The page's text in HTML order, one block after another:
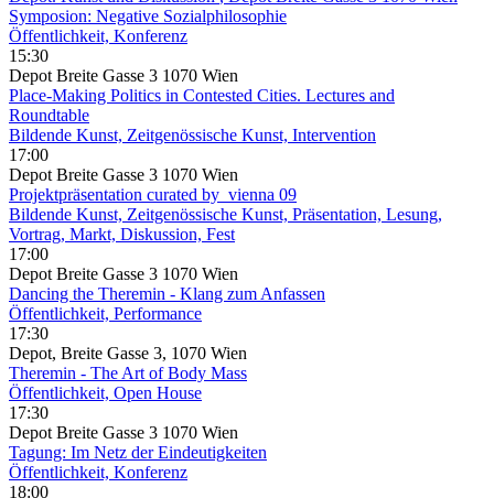
Symposion: Negative Sozialphilosophie
Öffentlichkeit, Konferenz
15:30
Depot Breite Gasse 3 1070 Wien
Place-Making Politics in Contested Cities. Lectures and
Roundtable
Bildende Kunst, Zeitgenössische Kunst, Intervention
17:00
Depot Breite Gasse 3 1070 Wien
Projektpräsentation curated by_vienna 09
Bildende Kunst, Zeitgenössische Kunst, Präsentation, Lesung,
Vortrag, Markt, Diskussion, Fest
17:00
Depot Breite Gasse 3 1070 Wien
Dancing the Theremin - Klang zum Anfassen
Öffentlichkeit, Performance
17:30
Depot, Breite Gasse 3, 1070 Wien
Theremin - The Art of Body Mass
Öffentlichkeit, Open House
17:30
Depot Breite Gasse 3 1070 Wien
Tagung: Im Netz der Eindeutigkeiten
Öffentlichkeit, Konferenz
18:00